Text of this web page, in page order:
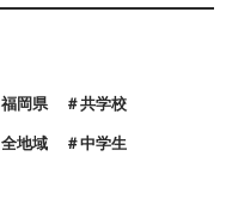
福岡県 共学校
全地域 中学生